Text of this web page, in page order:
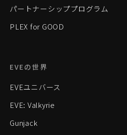
パートナーシッププログラム
PLEX for GOOD
EVEの世界
EVEユニバース
EVE: Valkyrie
Gunjack